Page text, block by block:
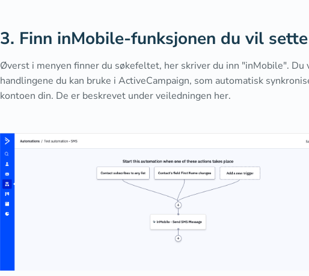
3. Finn inMobile-funksjonen du vil
Øverst i menyen finner du søkefeltet, her skriver du inn "inMobile". Du
handlingene du kan bruke i ActiveCampaign, som automatisk
kontoen din. De er beskrevet under veiledningen her.